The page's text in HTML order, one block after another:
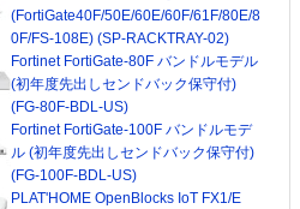
(FortiGate40F/50E/60E/60F/61F/80E/8
0F/FS-108E) (SP-RACKTRAY-02)
Fortinet FortiGate-80F バンドルモデル
(初年度先出しセンドバック保守付)
(FG-80F-BDL-US)
Fortinet FortiGate-100F バンドルモデ
ル (初年度先出しセンドバック保守付)
(FG-100F-BDL-US)
PLAT'HOME OpenBlocks IoT FX1/E